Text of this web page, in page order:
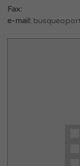
Fax:
e-mail: